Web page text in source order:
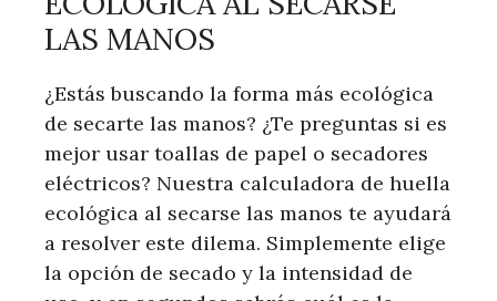
LAS MANOS
¿Estás buscando la forma más ecológica
de secarte las manos? ¿Te preguntas si es
mejor usar toallas de papel o secadores
eléctricos? Nuestra calculadora de huella
ecológica al secarse las manos te ayudará
a resolver este dilema. Simplemente elige
la opción de secado y la intensidad de